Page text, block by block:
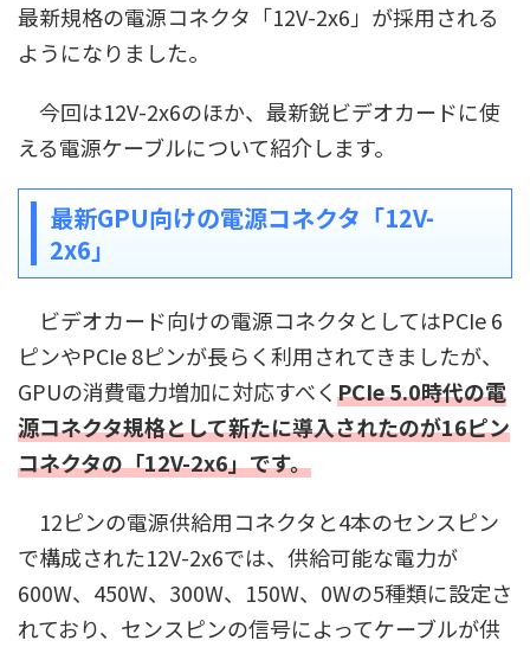
最新規格の電源コネクタ「12V-2x6」が採用される
ようになりました。
今回は12V-2x6のほか、最新鋭ビデオカードに使
える電源ケーブルについて紹介します。
最新GPU向けの電源コネクタ「12V-
2x6」
ビデオカード向けの電源コネクタとしてはPCIe 6
ピンやPCIe 8ピンが長らく利用されてきましたが、
GPUの消費電力増加に対応すべくPCIe 5.0時代の電
源コネクタ規格として新たに導入されたのが16ピン
コネクタの「12V-2x6」です。
12ピンの電源供給用コネクタと4本のセンスピン
で構成された12V-2x6では、供給可能な電力が
600W、450W、300W、150W、0Wの5種類に設定さ
れており、センスピンの信号によってケーブルが供